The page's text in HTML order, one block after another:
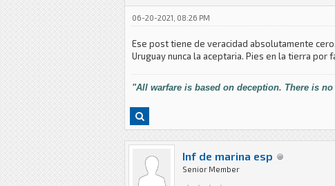
06-20-2021, 08:26 PM
Ese post tiene de veracidad absolutamente
Uruguay nunca la aceptaria. Pies en la tierra por
"All warfare is based on deception. There is
Inf de marina esp
Senior Member